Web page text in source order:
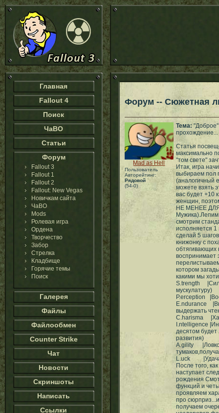
Главная
Fallout 4
Поиск
ЧаВО
Статьи
Форум
Fallout 3
Fallout 1
Fallout 2
Fallout: New Vegas
Новичкам сайта
ЧаВО
Mods
Ролевая игра
Ордена
Творчество
Забор
Стрелка
Кладбище
Горячие темы
Поиск
Галерея
Файлы
Файлообмен
Counter Strike
Чат
Новости
Скриншоты
Написать
Ссылки
Форум -- Сюжетная
Mad as Hell
Пользователь
Авторейтинг:
Рядовой
(54-0)
Тема: "Доброе"
прохождение...
Статья
максимально
"том свете"
Итак, игра
выбираем пол
(аналогичный
можете взять
вас будет +10
женщин,
НЕ МЕНЕЕ
смотрим
исполняется
сделай 5
книжонку с
обтягивающих
воспринимает
котором
какими мы
S.trength
мускулатуру)
P.erception
E.ndurance
выдержать
C.harisma
I.ntelligence
десятом будет
развития)
A.gility
L.uck |Удача -
После того,
наступает
рождения
функций и
проявляем
про
получаем